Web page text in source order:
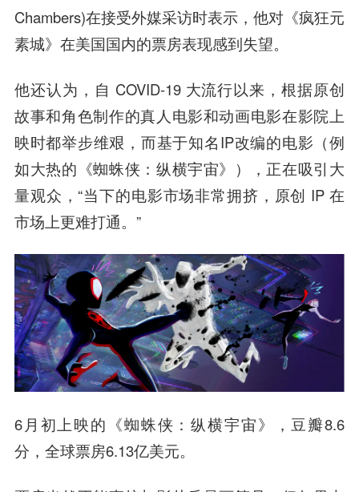
Chambers)在接受外媒采访时表示，他对《疯狂元
素城》在美国国内的票房表现感到失望。
他还认为，自 COVID-19 大流行以来，根据原创
故事和角色制作的真人电影和动画电影在影院上
映时都举步维艰，而基于知名IP改编的电影（例
如大热的《蜘蛛侠：纵横宇宙》），正在吸引大
量观众，“当下的电影市场非常拥挤，原创 IP 在
市场上更难打通。”
6月初上映的《蜘蛛侠：纵横宇宙》，豆瓣8.6
分，全球票房6.13亿美元。